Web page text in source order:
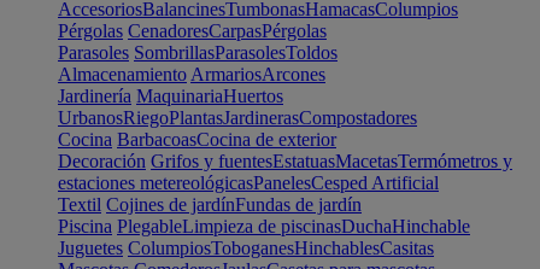
AccesoriosBalancinesTumbonasHamacasColumpios
Pérgolas CenadoresCarpasPérgolas
Parasoles SombrillasParasolesToldos
Almacenamiento ArmariosArcones
Jardinería MaquinariaHuertos
UrbanosRiegoPlantasJardinerasCompostadores
Cocina BarbacoasCocina de exterior
Decoración Grifos y fuentesEstatuasMacetasTermómetros y
estaciones metereológicasPanelesCesped Artificial
Textil Cojines de jardínFundas de jardín
Piscina PlegableLimpieza de piscinasDuchaHinchable
Juguetes ColumpiosToboganesHinchablesCasitas